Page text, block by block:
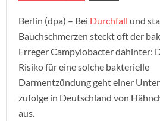
Berlin (dpa) – Bei Durchfall und
Bauchschmerzen steckt oft der
Erreger Campylobacter dahinter:
Risiko für eine solche bakterielle
Darmentzündung geht einer
zufolge in Deutschland von
aus.